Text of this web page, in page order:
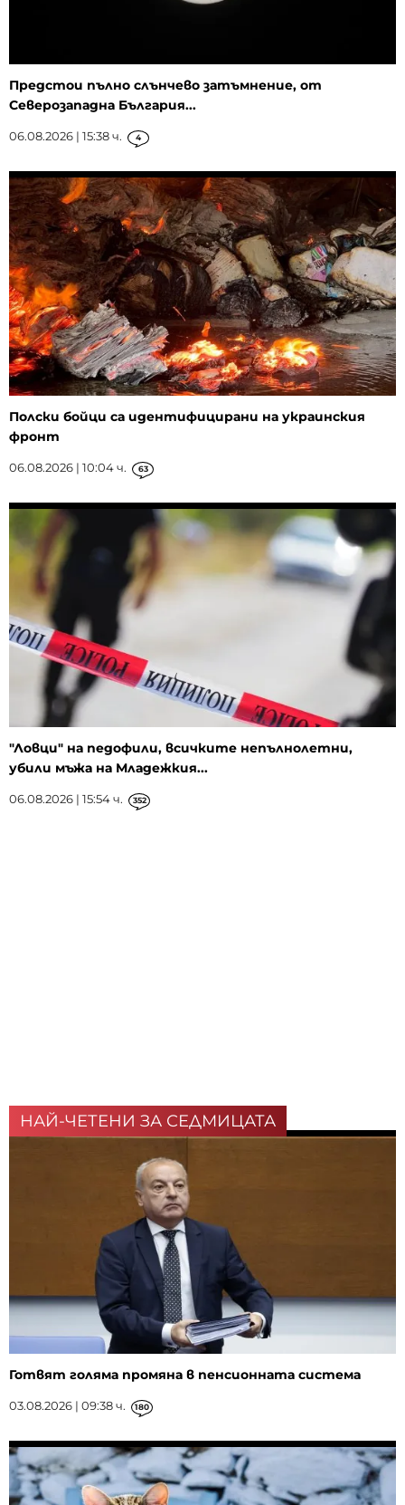
Предстои пълно слънчево затъмнение, от
Северозападна България...
06.08.2026 | 15:38 ч. 4
Полски бойци са идентифицирани на украинския
фронт
06.08.2026 | 10:04 ч. 63
"Ловци" на педофили, всичките непълнолетни,
убили мъжа на Младежкия...
06.08.2026 | 15:54 ч. 352
НАЙ-ЧЕТЕНИ ЗА СЕДМИЦАТА
Готвят голяма промяна в пенсионната система
03.08.2026 | 09:38 ч. 180